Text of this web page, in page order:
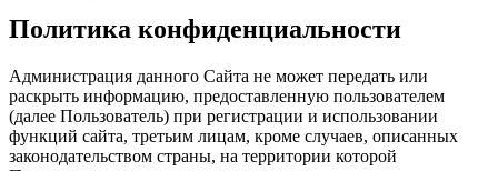
Политика конфиденциальности
Администрация данного Сайта не может передать или
раскрыть информацию, предоставленную пользователем
(далее Пользователь) при регистрации и использовании
функций сайта, третьим лицам, кроме случаев, описанных
законодательством страны, на территории которой